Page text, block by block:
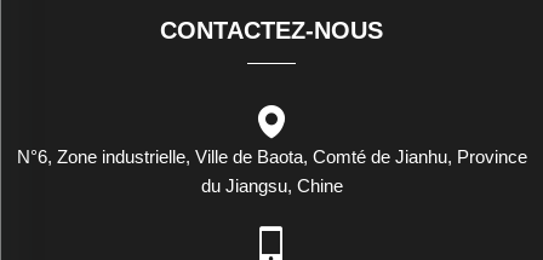
CONTACTEZ-NOUS
N°6, Zone industrielle, Ville de Baota, Comté de Jianhu, Province
du Jiangsu, Chine